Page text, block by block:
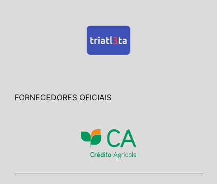
FORNECEDORES OFICIAIS